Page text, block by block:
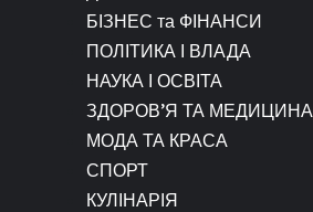
БІЗНЕС та ФІНАНСИ
ПОЛІТИКА І ВЛАДА
НАУКА І ОСВІТА
ЗДОРОВ’Я ТА МЕДИЦИНА
МОДА ТА КРАСА
СПОРТ
КУЛІНАРІЯ